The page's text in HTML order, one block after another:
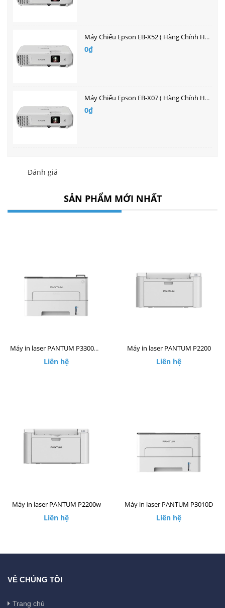
Máy Chiếu Epson EB-X52 ( Hàng Chính Hãng )| Bán buôn giá tốt nhất
0₫
Máy Chiếu Epson EB-X07 ( Hàng Chính Hãng )| Bán buôn giá tốt nhất
0₫
Đánh giá
SẢN PHẨM MỚI NHẤT
Máy in laser PANTUM P3300DW
Liên hệ
Máy in laser PANTUM P2200
Liên hệ
Máy in laser PANTUM P2200w
Liên hệ
Máy in laser PANTUM P3010D
Liên hệ
VỀ CHÚNG TÔI
Trang chủ